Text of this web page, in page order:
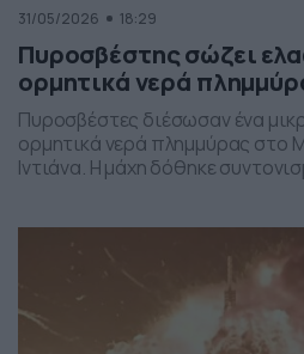
31/05/2026 18:29
Πυροσβέστης σώζει
ορμητικά νερά
Πυροσβέστες διέσωσαν ένα
ορμητικά νερά πλημμύρας στο
Ιντιάνα. Η μάχη δόθηκε